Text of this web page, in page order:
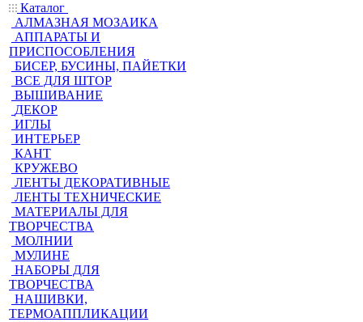
Каталог
АЛМАЗНАЯ МОЗАИКА
АППАРАТЫ И
ПРИСПОСОБЛЕНИЯ
БИСЕР, БУСИНЫ, ПАЙЕТКИ
ВСЕ ДЛЯ ШТОР
ВЫШИВАНИЕ
ДЕКОР
ИГЛЫ
ИНТЕРЬЕР
КАНТ
КРУЖЕВО
ЛЕНТЫ ДЕКОРАТИВНЫЕ
ЛЕНТЫ ТЕХНИЧЕСКИЕ
МАТЕРИАЛЫ ДЛЯ
ТВОРЧЕСТВА
МОЛНИИ
МУЛИНЕ
НАБОРЫ ДЛЯ
ТВОРЧЕСТВА
НАШИВКИ,
ТЕРМОАППЛИКАЦИИ